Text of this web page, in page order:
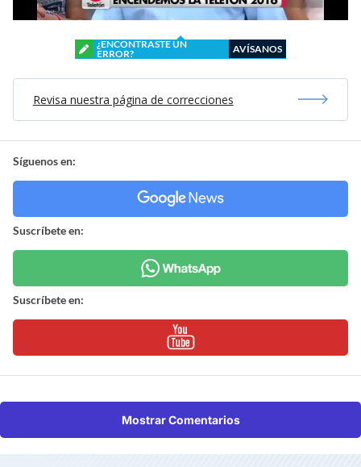
¿ENCONTRASTE UN
ERROR?
AVÍSANOS
Revisa nuestra página de correcciones
Síguenos en:
Suscríbete en:
Suscríbete en:
Mostrar Comentarios